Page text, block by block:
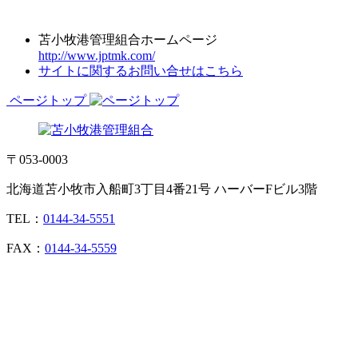
苫小牧港管理組合ホームページ
http://www.jptmk.com/
サイトに関するお問い合せはこちら
ページトップ
〒053-0003
北海道苫小牧市入船町3丁目4番21号 ハーバーFビル3階
TEL： 0144-34-5551
FAX： 0144-34-5559